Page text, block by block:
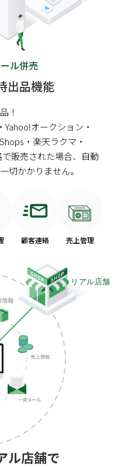
ル併売
出品機能
！
オークション・
・楽天ラクマ・
販売された場合、自動
切かかりません。
顧客連絡 売上管理
ル店舗で